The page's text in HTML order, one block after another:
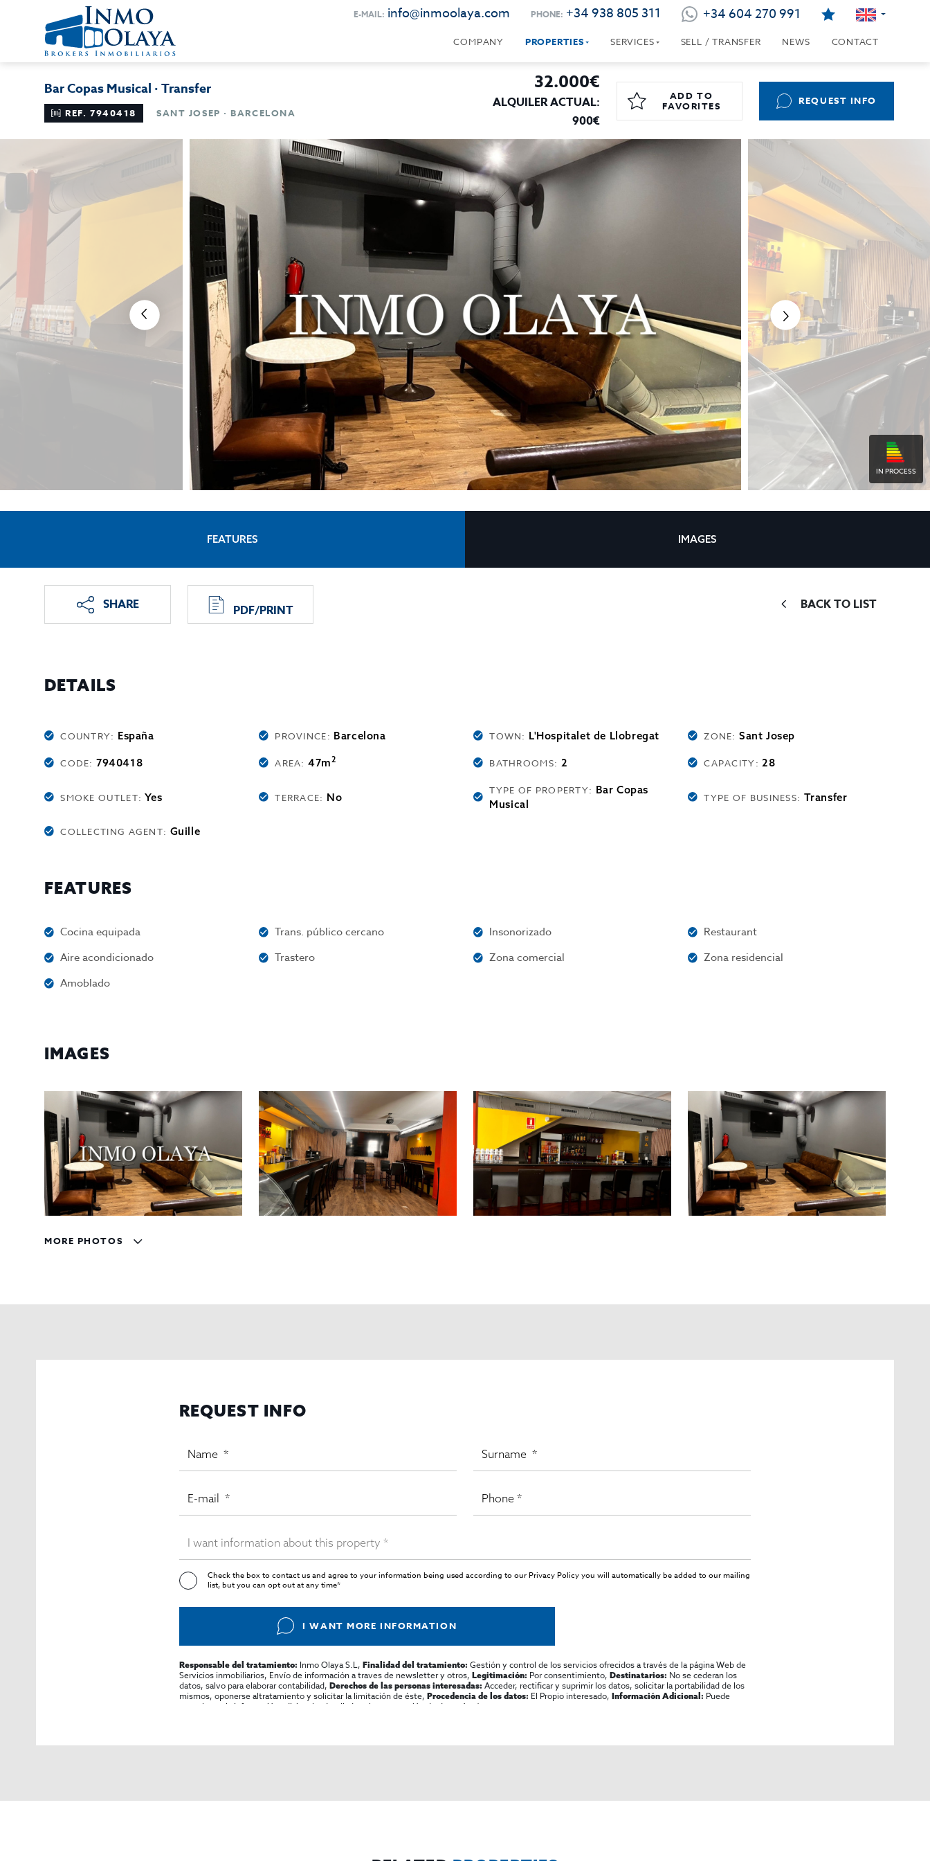
E-MAIL: info@inmoolaya.com PHONE: +34 938 805 311 +34 604 270 991
COMPANY PROPERTIES SERVICES SELL / TRANSFER NEWS CONTACT
Bar Copas Musical · Transfer
REF. 7940418 SANT JOSEP · BARCELONA
32.000€
ALQUILER ACTUAL:
900€
ADD TO
FAVORITES
REQUEST INFO
IN PROCESS
FEATURES IMAGES
SHARE PDF/PRINT BACK TO LIST
DETAILS
COUNTRY: España PROVINCE: Barcelona TOWN: L'Hospitalet de Llobregat ZONE:Sant Josep
CODE:7940418 AREA:47m2 BATHROOMS: 2 CAPACITY:28
SMOKE OUTLET:Yes TERRACE: No
TYPE OF PROPERTY: Bar Copas
Musical
TYPE OF BUSINESS: Transfer
COLLECTING AGENT: Guille
FEATURES
Cocina equipada Trans. público cercano Insonorizado
Restaurant
Aire acondicionado
Trastero Zona comercial
Zona residencial
Amoblado
IMAGES
MORE PHOTOS
REQUEST INFO
Check the box to contact us and agree to your information being used according to ourPrivacy Policyyou will automatically be added to our mailing
list, but you can opt out at any time*
I WANT MORE INFORMATION
Responsable del tratamiento: Inmo Olaya S.L, Finalidad del tratamiento: Gestión y control de los servicios ofrecidos a través de la página Web de
Servicios inmobiliarios, Envío de información a traves de newsletter y otros, Legitimación: Por consentimiento, Destinatarios: No se cederan los
datos, salvo para elaborar contabilidad, Derechos de las personas interesadas: Acceder, rectificar y suprimir los datos, solicitar la portabilidad de los
mismos, oponerse altratamiento y solicitar la limitación de éste, Procedencia de los datos: El Propio interesado, Información Adicional: Puede
consultarse la información adicional y detallada sobre protección de datos
Aquí.